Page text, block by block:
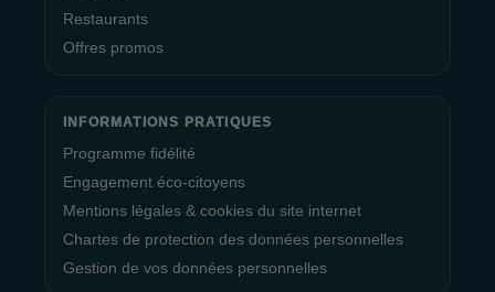
Restaurants
Offres promos
INFORMATIONS PRATIQUES
Programme fidélité
Engagement éco-citoyens
Mentions légales & cookies du site internet
Chartes de protection des données personnelles
Gestion de vos données personnelles